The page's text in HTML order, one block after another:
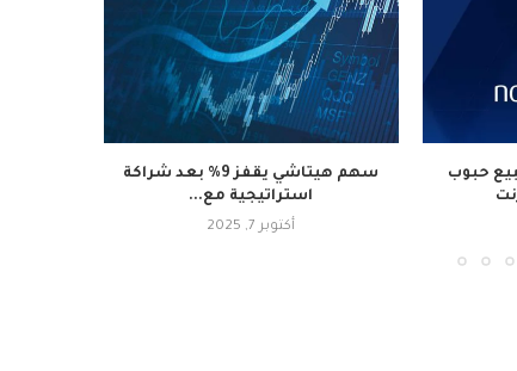
حبوب
سهم هيتاشي يقفز 9% بعد شراكة
استراتيجية مع...
أكتوبر 7, 2025